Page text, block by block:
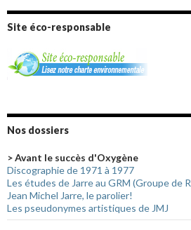
Site éco-responsable
Nos dossiers
> Avant le succès d'Oxygène
Discographie de 1971 à 1977
Les études de Jarre au GRM (Groupe de
Jean Michel Jarre, le parolier!
Les pseudonymes artistiques de JMJ